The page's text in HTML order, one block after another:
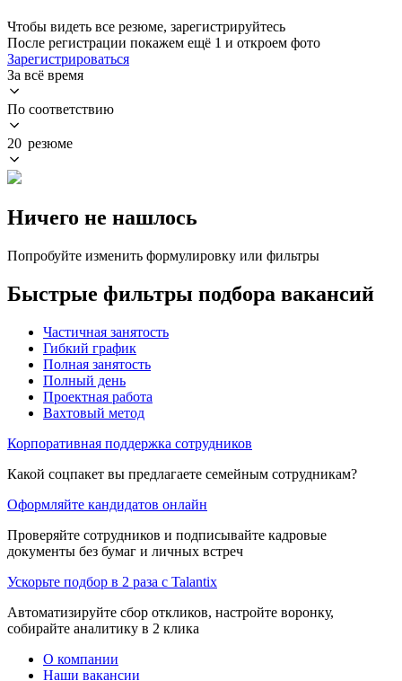
Чтобы видеть все резюме, зарегистрируйтесь
После регистрации покажем ещё 1 и откроем фото
Зарегистрироваться
За всё время
По соответствию
20 резюме
Ничего не нашлось
Попробуйте изменить формулировку или фильтры
Быстрые фильтры подбора вакансий
Частичная занятость
Гибкий график
Полная занятость
Полный день
Проектная работа
Вахтовый метод
Корпоративная поддержка сотрудников
Какой соцпакет вы предлагаете семейным сотрудникам?
Оформляйте кандидатов онлайн
Проверяйте сотрудников и подписывайте кадровые
документы без бумаг и личных встреч
Ускорьте подбор в 2 раза с Talantix
Автоматизируйте сбор откликов, настройте воронку,
собирайте аналитику в 2 клика
О компании
Наши вакансии